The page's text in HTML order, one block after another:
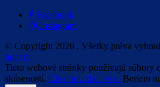
Facebook
Instagram
© Copyright 2026 . Všetky práva
údajov
Tieto webové stránky používajú súbory
skúseností. Chcem vedieť viac Beriem